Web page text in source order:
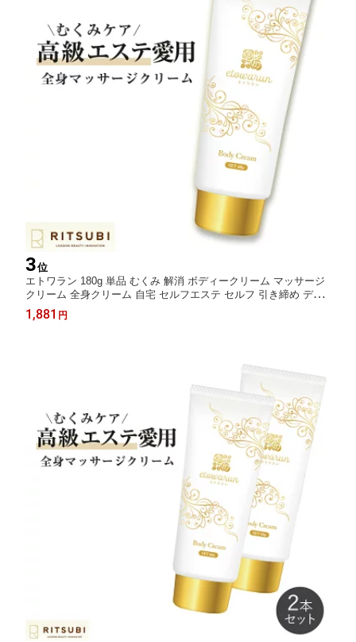
3位
エトワラン 180g 単品 むくみ 解消 ボディークリーム マッサージ
クリーム 全身クリーム 自宅 セルフエステ セルフ 引き締め デコ
ルテ スリミング 二の腕 お腹 お尻 太もも ふくらはぎ 脚 足 全身
顔 ボディ リンパ セルライト マタニティ 妊娠線 痩せ セルフエス
1,881 円